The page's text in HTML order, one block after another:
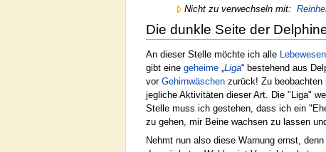
Nicht zu verwechseln mit:
Die dunkle Seite der
An dieser Stelle möchte ich alle Lebewesen
gibt eine geheime „Liga“ bestehend aus
vor Gehirnwäschen zurück! Zu
jegliche Aktivitäten dieser Art. Die "Liga"
Stelle muss ich gestehen, dass ich ein
zu gehen, mir Beine wachsen zu lassen
Nehmt nun also diese Warnung ernst,